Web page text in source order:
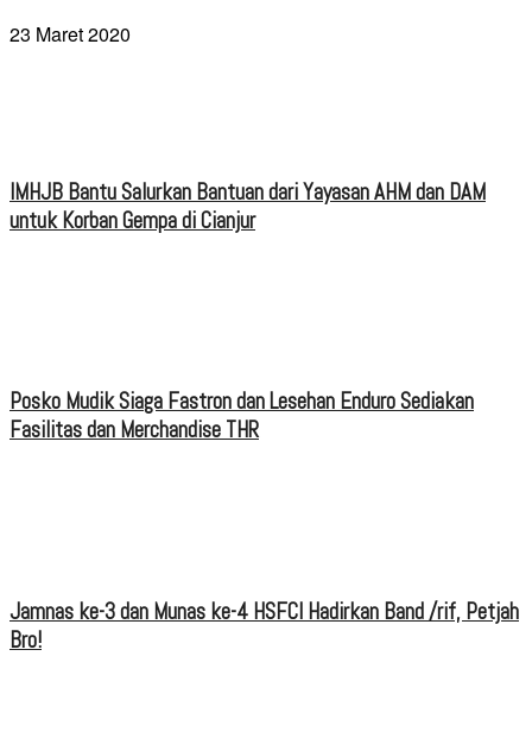
23 Maret 2020
IMHJB Bantu Salurkan Bantuan dari Yayasan AHM dan DAM
untuk Korban Gempa di Cianjur
Posko Mudik Siaga Fastron dan Lesehan Enduro Sediakan
Fasilitas dan Merchandise THR
Jamnas ke-3 dan Munas ke-4 HSFCI Hadirkan Band /rif, Petjah
Bro!